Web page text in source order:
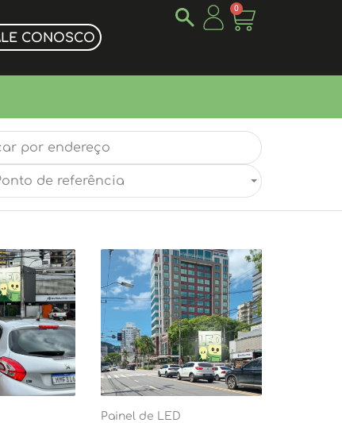
CONOSCO
0
de referência
Painel de LED